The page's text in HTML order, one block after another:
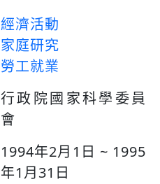
經濟活動
家庭研究
勞工就業
行政院國家科學委員
會
1994年2月1日 ~ 1995
年1月31日